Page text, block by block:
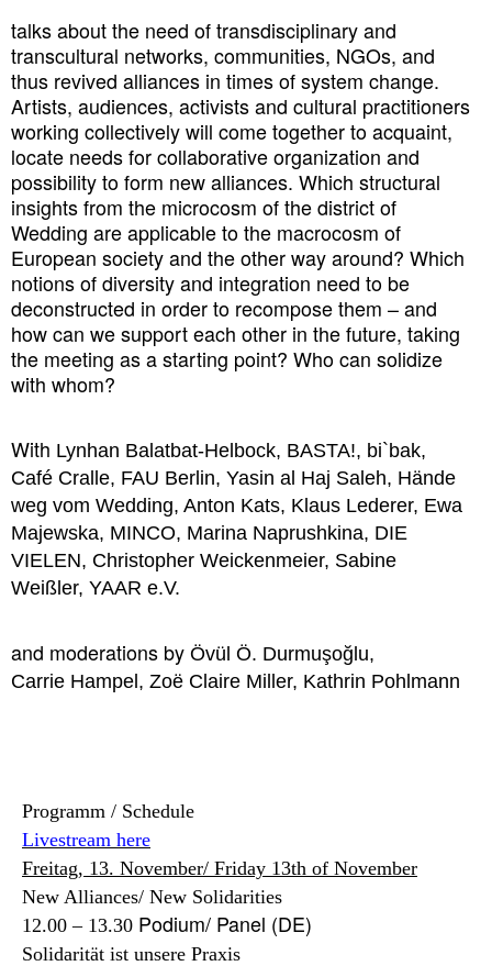
talks about the need of transdisciplinary and
transcultural networks, communities, NGOs, and
thus revived alliances in times of system change.
Artists, audiences, activists and cultural practitioners
working collectively will come together to acquaint,
locate needs for collaborative organization and
possibility to form new alliances. Which structural
insights from the microcosm of the district of
Wedding are applicable to the macrocosm of
European society and the other way around? Which
notions of diversity and integration need to be
deconstructed in order to recompose them – and
how can we support each other in the future, taking
the meeting as a starting point? Who can solidize
with whom?
With Lynhan Balatbat-Helbock, BASTA!, bi`bak,
Café Cralle, FAU Berlin, Yasin al Haj Saleh, Hände
weg vom Wedding, Anton Kats, Klaus Lederer, Ewa
Majewska, MINCO, Marina Naprushkina, DIE
VIELEN, Christopher Weickenmeier, Sabine
Weißler, YAAR e.V.
and moderations by Övül Ö. Durmuşoğlu,
Carrie Hampel, Zoë Claire Miller, Kathrin Pohlmann
Programm / Schedule
Livestream here
Freitag, 13. November/ Friday 13th of November
New Alliances/ New Solidarities
12.00 – 13.30
Solidarität ist unsere Praxis